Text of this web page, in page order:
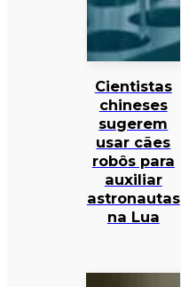
Cientistas
chineses
sugerem
usar cães
robôs para
auxiliar
astronautas
na Lua